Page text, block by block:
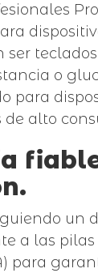
ser
o
para
de alto
un
a las
para